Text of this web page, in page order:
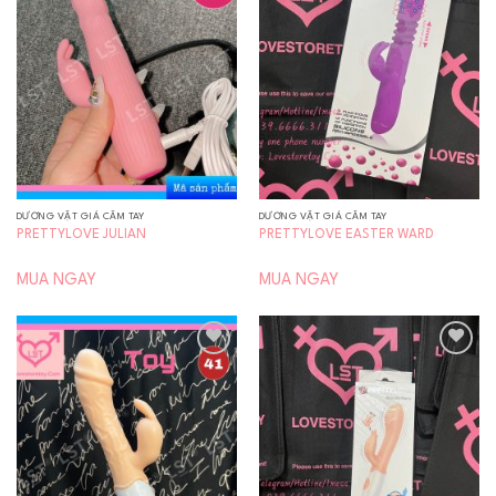
Add to
wishlist
DƯƠNG VẬT GIẢ CẦM TAY
PRETTYLOVE JULIAN
MUA NGAY
Add to
wishlist
DƯƠNG VẬT GIẢ CẦM TAY
PRETTYLOVE EASTER WARD
MUA NGAY
Add to
wishlist
Add to
wishlist